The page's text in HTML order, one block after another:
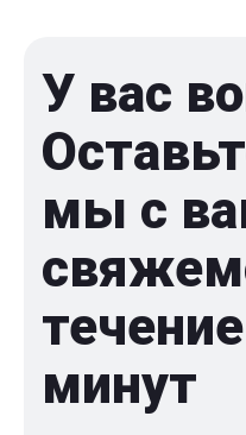
У вас
мы с
минут